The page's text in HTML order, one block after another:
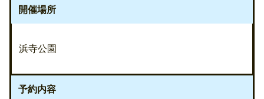
開催場所
浜寺公園
予約内容